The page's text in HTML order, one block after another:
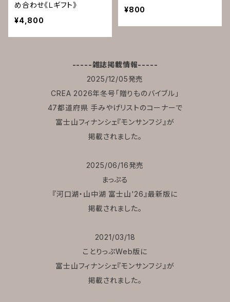
め合わせ《Ｌギフト》
¥4,800
¥800
-----雑誌掲載情報-----
2025/12/05発売
CREA 2026年冬号「贈りものバイブル」
47都道府県 手みやげリストのコーナーで
富士山フィナンシェ『モンサンフジ』が
掲載されました。
2025/06/16発売
まっぷる
『河口湖・山中湖 富士山'26』最新版に
掲載されました。
2021/03/18
ことりっぷWeb版に
富士山フィナンシェ『モンサンフジ』が
掲載されました。